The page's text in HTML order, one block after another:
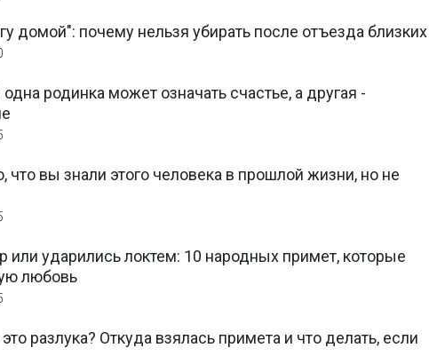
домой": почему нельзя убирать после отъезда близких
родинка может означать счастье, а другая -
что вы знали этого человека в прошлой жизни, но не
или ударились локтем: 10 народных примет, которые
любовь
разлука? Откуда взялась примета и что делать, если